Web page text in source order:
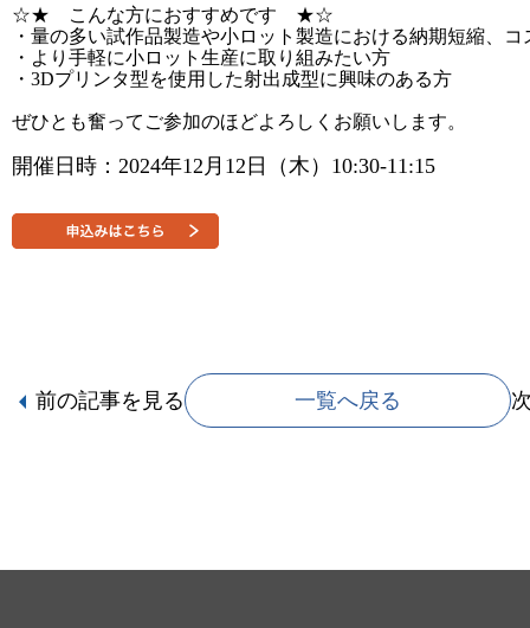
☆★ こんな方におすすめです ★☆
・量の多い試作品製造や小ロット製造における納期短縮、
・より手軽に小ロット生産に取り組みたい方
・3Dプリンタ型を使用した射出成型に興味のあ
ぜひとも奮ってご参加のほどよろしくお願いします。
開催日時：2024年12月12日（木）10:30-11:15
前の記事を見る 一覧へ戻る